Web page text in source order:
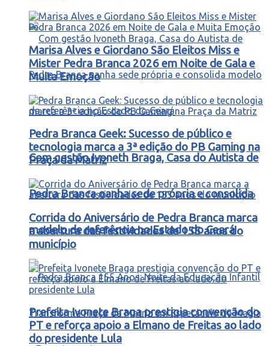
Com gestão Ivoneth Braga, Casa do Autista de
Pedra Branca ganha sede própria e consolida
modelo de referência no Estado do Ceará
Marisa Alves e Giordano São Eleitos Miss e
Mister Pedra Branca 2026 em Noite de Gala e
Muita Emoção
Pedra Branca Geek: Sucesso de público e
tecnologia marca a 3ª edição do PB Gaming na
Praça da Matriz
Corrida do Aniversário de Pedra Branca marca
a abertura das festividades de 155 anos do
município
Prefeita Ivonete Braga prestigia convenção do
PT e reforça apoio a Elmano de Freitas ao lado
do presidente Lula